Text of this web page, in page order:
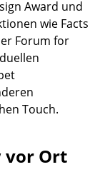
Award und
wie Facts
Forum for
Touch.
vor Ort